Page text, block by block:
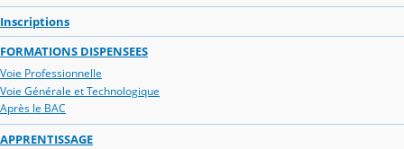
Inscriptions
FORMATIONS DISPENSEES
Voie Professionnelle
Voie Générale et Technologique
Après le BAC
APPRENTISSAGE